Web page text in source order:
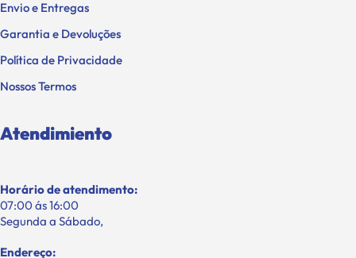
Envio e Entregas
Garantia e Devoluções
Atendimiento
Horário de atendimento:
07:00 ás 16:00
Segunda a Sábado,